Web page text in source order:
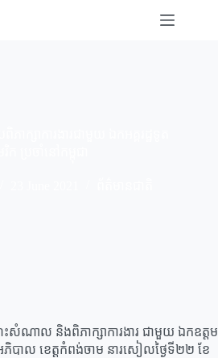
សំណាល និងពិភាក្សាការងារ ជាមួយ ឯកឧត្តម
ាល ខេត្តកំពង់ចាម នារសៀលថ្ងៃទី២២ ខែ